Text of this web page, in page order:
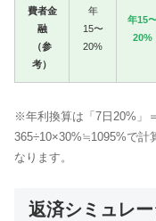
費者金
融
（参
考）
年
15〜
20%
年15
20%
※年利換算は「7日20%」
365÷10×30%≒1095%で計
なります。
返済シミュレ